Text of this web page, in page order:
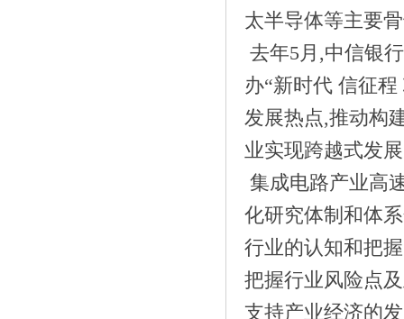
太半导体等主要
去年5月,中信银
办“新时代 信征
发展热点,推动构
业实现跨越式发
集成电路产业高
化研究体制和体
行业的认知和把
把握行业风险点
支持产业经济的